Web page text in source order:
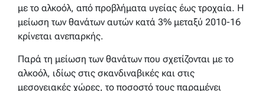
με το αλκοόλ, από προβλήματα υγείας έως τροχαία. Η
μείωση των θανάτων αυτών κατά 3% μεταξύ 2010-16
κρίνεται ανεπαρκής.
Παρά τη μείωση των θανάτων που σχετίζονται με το
αλκοόλ, ιδίως στις σκανδιναβικές και στις
μεσογειακές χώρες, το ποσοστό τους παραμένει